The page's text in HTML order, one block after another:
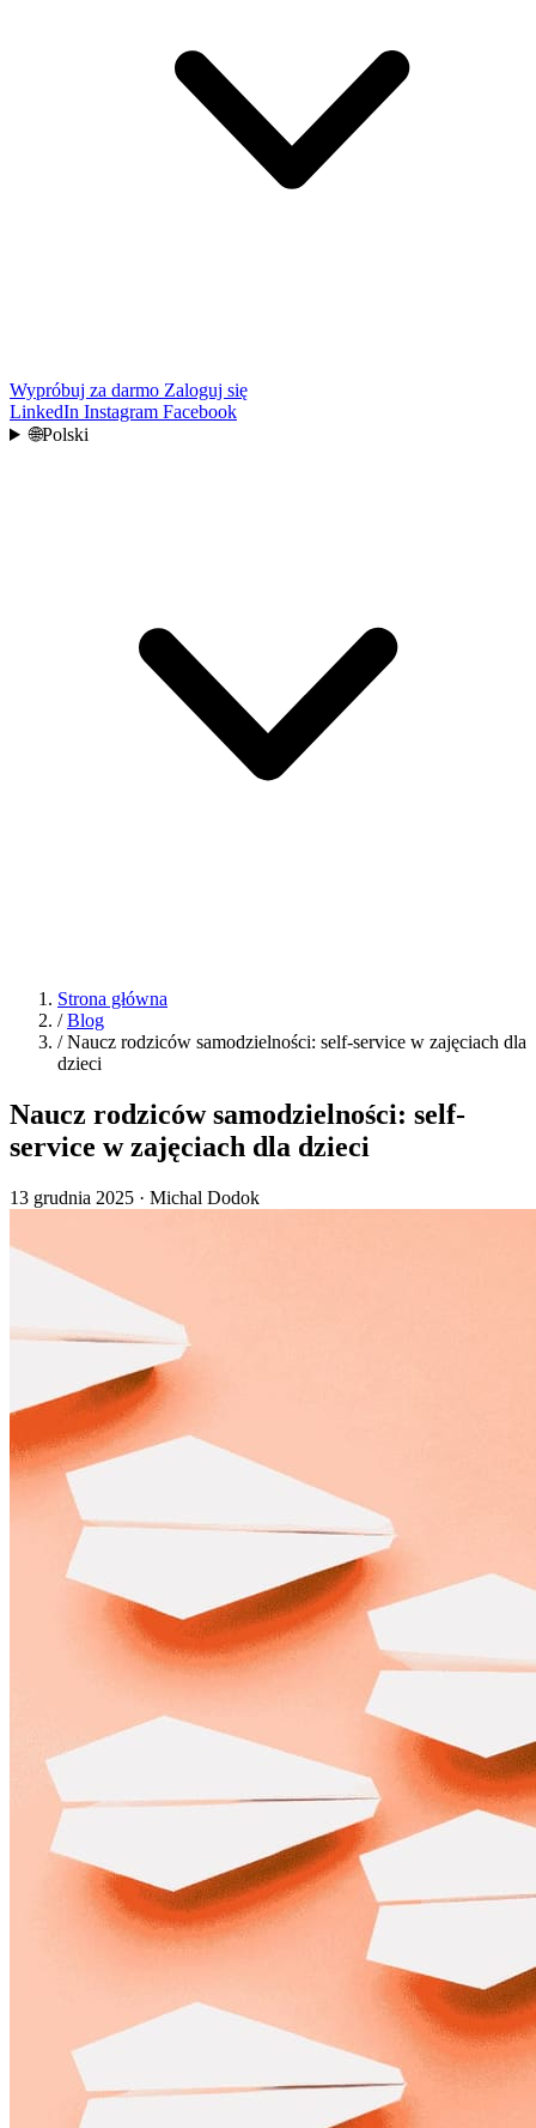
Wypróbuj za darmo Zaloguj się
LinkedIn Instagram Facebook
🌐Polski
Strona główna
/ Blog
/ Naucz rodziców samodzielności: self-service w zajęciach dla
dzieci
Naucz rodziców samodzielności: self-
service w zajęciach dla dzieci
13 grudnia 2025 · Michal Dodok